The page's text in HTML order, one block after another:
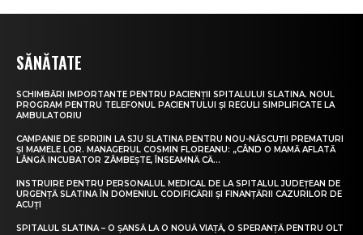
SĂNĂTATE
SCHIMBĂRI IMPORTANTE PENTRU PACIENȚII SPITALULUI SLATINA. NOUL
PROGRAM PENTRU TELEFONUL PACIENTULUI ȘI REGULI SIMPLIFICATE LA
AMBULATORIU
CAMPANIE DE SPRIJIN LA SJU SLATINA PENTRU NOU-NĂSCUȚII PREMATURI
ȘI MAMELE LOR. MANAGERUL COSMIN FLOREANU: „CÂND O MAMĂ AFLATĂ
LÂNGĂ INCUBATOR ZÂMBEȘTE, ÎNSEAMNĂ CĂ...
INSTRUIRE PENTRU PERSONALUL MEDICAL DE LA SPITALUL JUDEȚEAN DE
URGENȚĂ SLATINA ÎN DOMENIUL CODIFICĂRII ȘI FINANȚĂRII CAZURILOR DE
ACUȚI
SPITALUL SLATINA – O ȘANSĂ LA O NOUĂ VIAȚĂ, O SPERANȚĂ PENTRU OLT